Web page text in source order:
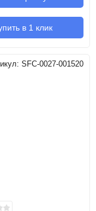
в 1 клик
SFC-0027-001520